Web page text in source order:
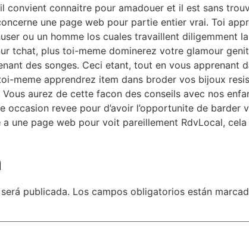
convient connaitre pour amadouer et il est sans
une page web pour partie entier vrai. Toi
ou un homme los cuales travaillent diligemment
tchat, plus toi-meme dominerez votre glamour
des songes. Ceci etant, tout en vous apprenant
meme apprendrez item dans broder vos bijoux
aurez de cette facon des conseils avec nos
occasion revee pour d’avoir l’opportunite de barder
a une page web pour voit pareillement RdvLocal,
publicada. Los campos obligatorios están